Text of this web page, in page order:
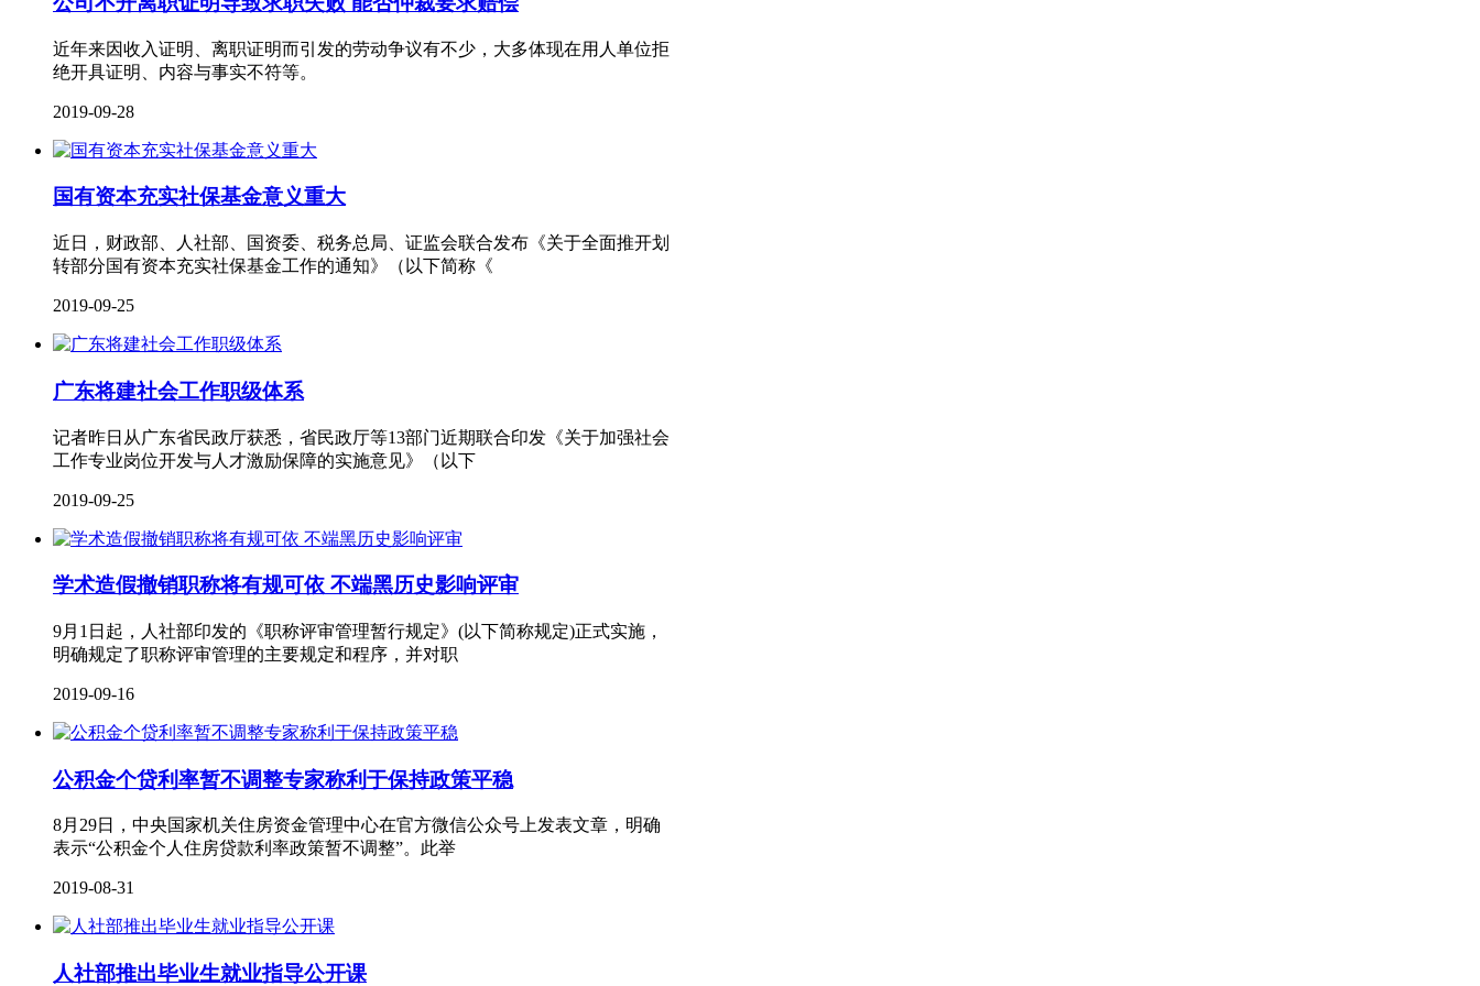
近年来因收入证明、离职证明而引发的劳动争议有不少，大多体现在用人单位拒
绝开具证明、内容与事实不符等。
2019-09-28
国有资本充实社保基金意义重大
近日，财政部、人社部、国资委、税务总局、证监会联合发布《关于全面推开划
转部分国有资本充实社保基金工作的通知》（以下简称《
2019-09-25
广东将建社会工作职级体系
记者昨日从广东省民政厅获悉，省民政厅等13部门近期联合印发《关于加强社会
工作专业岗位开发与人才激励保障的实施意见》（以下
2019-09-25
学术造假撤销职称将有规可依 不端黑历史影响评审
9月1日起，人社部印发的《职称评审管理暂行规定》(以下简称规定)正式实施，
明确规定了职称评审管理的主要规定和程序，并对职
2019-09-16
公积金个贷利率暂不调整专家称利于保持政策平稳
8月29日，中央国家机关住房资金管理中心在官方微信公众号上发表文章，明确
表示“公积金个人住房贷款利率政策暂不调整”。此举
2019-08-31
人社部推出毕业生就业指导公开课